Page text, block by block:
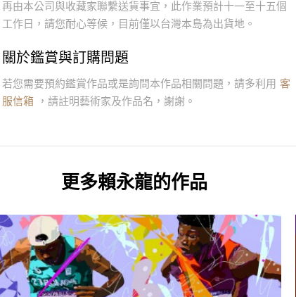
再由本公司與收藏家聯繫送貨事宜，此作業預計十一至十五個
工作日，請您耐心等候，目前僅以台灣本島為出貨地。
關於鑑賞與訂購問題
若您需要預約鑑賞作品或是詢問本作品相關問題，請多利用 客
服信箱
，請註明藝術家及作品名，謝謝。
更多賴永龍的作品